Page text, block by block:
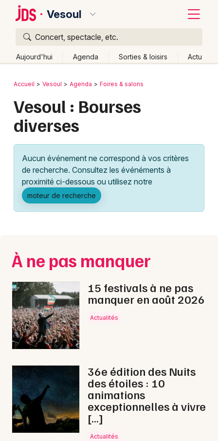
Vesoul
Concert, spectacle, etc.
Aujourd'hui Agenda Sorties & loisirs Actu
Publier un événement
Grands événements
Activité & Expérience
Manifestations
Foires & salons
Concerts
Sports
Soirées
Sorties famille
Sorties & loisirs
Bourses en Haute-Saône
Bourses en Franche-Comté
Bordeaux
Colmar
Lille
Lyon
Marseille
Mulhouse
Nice
Paris
Strasbourg
Toulouse
Toutes les villes
Retour
Accueil Vesoul Agenda Foires & salons
Vesoul : Bourses
diverses
Aucun événement ne correspond à vos critères
de recherche. Consultez les événéments à
proximité ci-dessous ou utilisez notre
moteur de recherche
À ne pas manquer
15 festivals à ne pas
manquer en août 2026
Actualités
36e édition des Nuits
des étoiles : 10
animations
exceptionnelles à vivre
[…]
Actualités
Quoi ?
Où ?
Franche-Comté
Partout Près de moi
Quand ?
Aujourd'hui
Demain Ce week-end Autre